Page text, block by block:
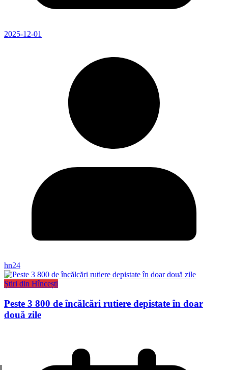
2025-12-01
hn24
Știri din Hîncești
Peste 3 800 de încălcări rutiere depistate în doar
două zile